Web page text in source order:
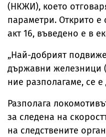
(НКЖИ), което
параметри. Открито
акт 16, въведено е в
„Най-добрият
държавни железници
ние разполагаме, се
Разполага
за следена на
на следствените